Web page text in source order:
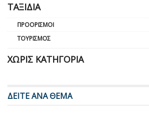
ΤΑΞΊΔΙΑ
ΠΡΟΟΡΙΣΜΟΊ
ΤΟΥΡΙΣΜΌΣ
ΧΩΡΊΣ ΚΑΤΗΓΟΡΊΑ
ΔΕΙΤΕ ΑΝΑ ΘΕΜΑ